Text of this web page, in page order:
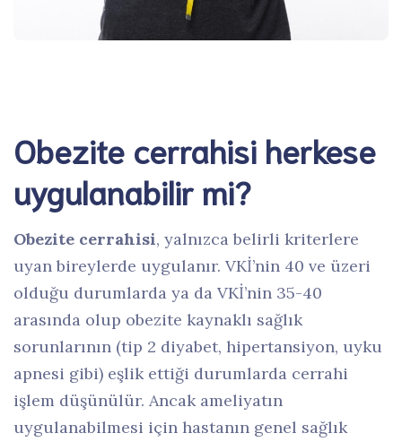
Obezite cerrahisi herkese
uygulanabilir mi?
Obezite cerrahisi, yalnızca belirli kriterlere
uyan bireylerde uygulanır. VKİ’nin 40 ve üzeri
olduğu durumlarda ya da VKİ’nin 35-40
arasında olup obezite kaynaklı sağlık
sorunlarının (tip 2 diyabet, hipertansiyon, uyku
apnesi gibi) eşlik ettiği durumlarda cerrahi
işlem düşünülür. Ancak ameliyatın
uygulanabilmesi için hastanın genel sağlık